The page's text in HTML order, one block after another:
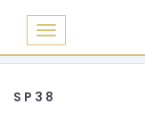
Basculer
la
SP38